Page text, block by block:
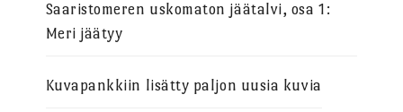
Saaristomeren uskomaton jäätalvi, osa 1:
Meri jäätyy
Kuvapankkiin lisätty paljon uusia kuvia